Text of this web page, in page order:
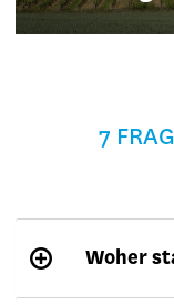
7
Woher